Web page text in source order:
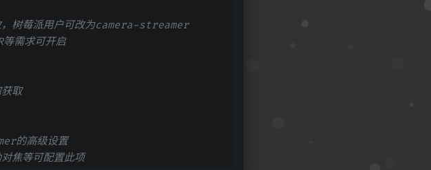
，树莓派用户可改为camera-streamer
等需求可开启
取
的高级设置
等可配置此项